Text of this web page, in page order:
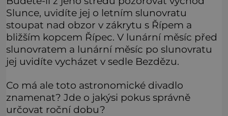
Slunce, uvidíte jej o letním slunovratu
stoupat nad obzor v zákrytu s Řípem a
bližším kopcem Řípec. V lunární měsíc před
slunovratem a lunární měsíc po slunovratu
jej uvidíte vycházet v sedle Bezdězu.
Co má ale toto astronomické divadlo
znamenat? Jde o jakýsi pokus správně
určovat roční dobu?